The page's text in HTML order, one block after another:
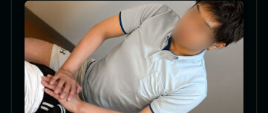
ックな話まで会話の引き出しも豊富。施術だけでな
く、楽しく語らいながら癒やされたい方にもおすす
めです。 英語でのコミュニケーションにも対応可
能。爽やかな青年と過ごす心地よい距離感の中で、
日常を忘れてゆったりとおくつろぎください。